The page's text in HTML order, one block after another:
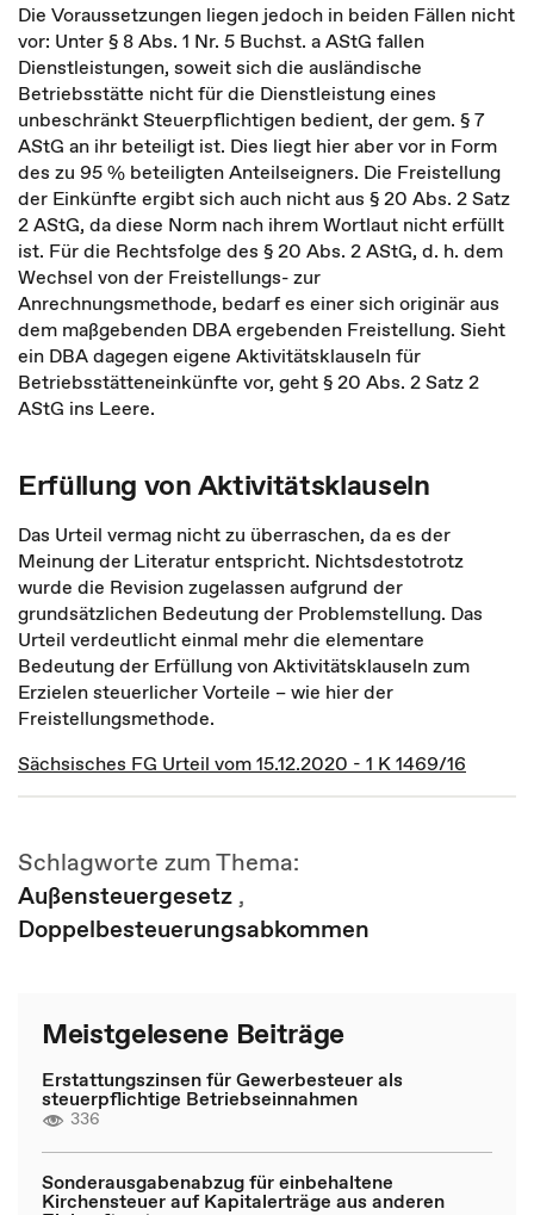
Die Voraussetzungen liegen jedoch in beiden Fällen nicht
vor: Unter § 8 Abs. 1 Nr. 5 Buchst. a AStG fallen
Dienstleistungen, soweit sich die ausländische
Betriebsstätte nicht für die Dienstleistung eines
unbeschränkt Steuerpflichtigen bedient, der gem. § 7
AStG an ihr beteiligt ist. Dies liegt hier aber vor in Form
des zu 95 % beteiligten Anteilseigners. Die Freistellung
der Einkünfte ergibt sich auch nicht aus § 20 Abs. 2 Satz
2 AStG, da diese Norm nach ihrem Wortlaut nicht erfüllt
ist. Für die Rechtsfolge des § 20 Abs. 2 AStG, d. h. dem
Wechsel von der Freistellungs- zur
Anrechnungsmethode, bedarf es einer sich originär aus
dem maßgebenden DBA ergebenden Freistellung. Sieht
ein DBA dagegen eigene Aktivitätsklauseln für
Betriebsstätteneinkünfte vor, geht § 20 Abs. 2 Satz 2
AStG ins Leere.
Erfüllung von Aktivitätsklauseln
Das Urteil vermag nicht zu überraschen, da es der
Meinung der Literatur entspricht. Nichtsdestotrotz
wurde die Revision zugelassen aufgrund der
grundsätzlichen Bedeutung der Problemstellung. Das
Urteil verdeutlicht einmal mehr die elementare
Bedeutung der Erfüllung von Aktivitätsklauseln zum
Erzielen steuerlicher Vorteile – wie hier der
Freistellungsmethode.
Sächsisches FG Urteil vom 15.12.2020 - 1 K 1469/16
Schlagworte zum Thema:
Außensteuergesetz ,
Doppelbesteuerungsabkommen
Meistgelesene Beiträge
Erstattungszinsen für Gewerbesteuer als
steuerpflichtige Betriebseinnahmen
336
Sonderausgabenabzug für einbehaltene
Kirchensteuer auf Kapitalerträge aus anderen